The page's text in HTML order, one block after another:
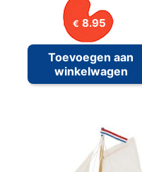
€ 8.95
Toevoegen aan
winkelwagen